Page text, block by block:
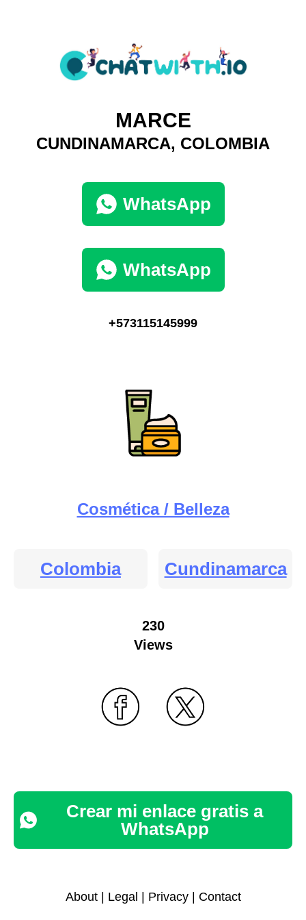
MARCE
CUNDINAMARCA, COLOMBIA
WhatsApp
WhatsApp
+573115145999
Cosmética / Belleza
Colombia Cundinamarca
230
Views
Crear mi enlace gratis a
WhatsApp
About| Legal Privacy| Contact